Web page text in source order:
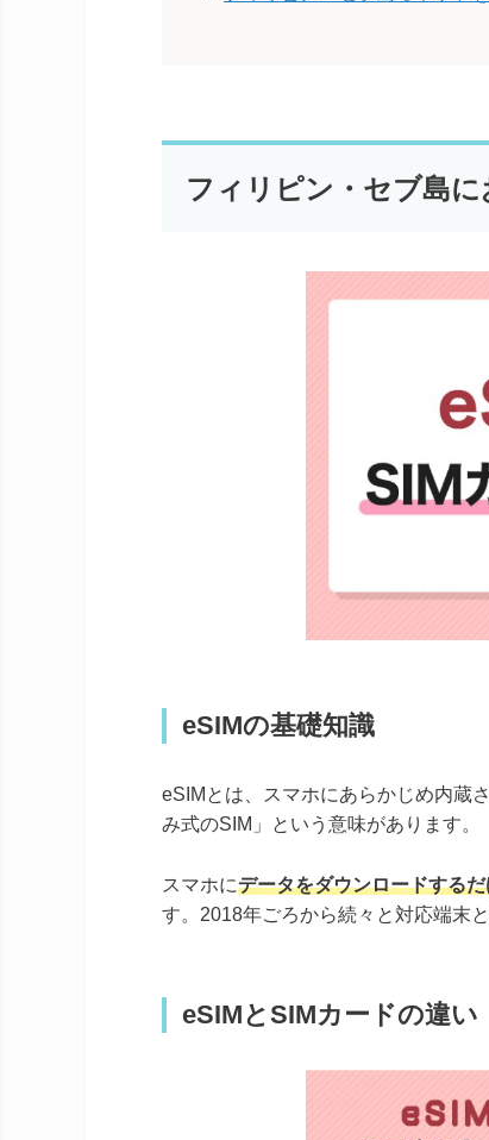
フィリピン・セブ島
eSIMの基礎知識
eSIMとは、スマホにあらかじめ内蔵
み式のSIM」という意味があります。
スマホにデータをダウンロードする
す。2018年ごろから続々と対応端末
eSIMとSIMカードの違い